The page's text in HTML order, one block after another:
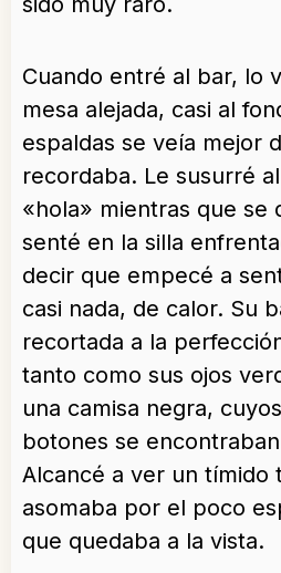
Cuando entré al bar, lo
mesa alejada, casi al
espaldas se veía mejor
recordaba. Le susurré
«hola» mientras que se
senté en la silla
decir que empecé a
casi nada, de calor. Su
recortada a la
tanto como sus ojos
una camisa negra,
botones se
Alcancé a ver un tímido
asomaba por el poco
que quedaba a la vista.